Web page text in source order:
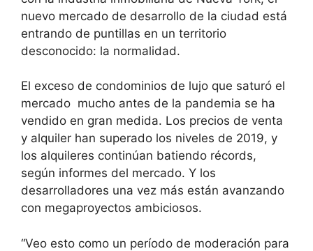
nuevo mercado de desarrollo de la ciudad está
entrando de puntillas en un territorio
desconocido: la normalidad.
El exceso de condominios de lujo que saturó el
mercado mucho antes de la pandemia se ha
vendido en gran medida. Los precios de venta
y alquiler han superado los niveles de 2019, y
los alquileres continúan batiendo récords,
según informes del mercado. Y los
desarrolladores una vez más están avanzando
con megaproyectos ambiciosos.
“Veo esto como un período de moderación para